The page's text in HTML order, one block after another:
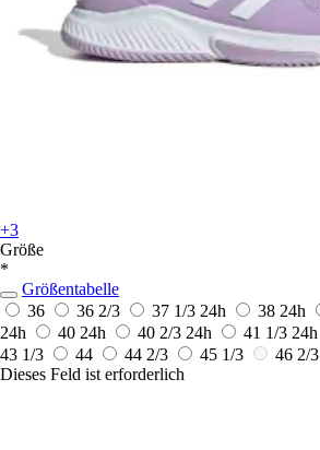
+3
Größe
*
Größentabelle
36
36 2/3 37 1/3 24h 38 24h
24h
40 24h 40 2/3 24h 41 1/3 24h
43 1/3
44 44 2/3 45 1/3 46 2/3
Dieses Feld ist erforderlich